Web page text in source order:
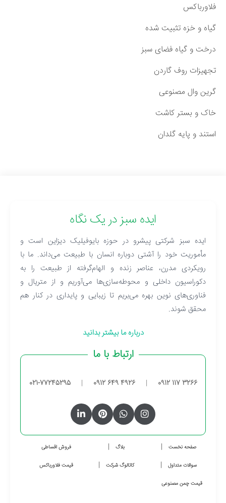
فلاورباکس
گیاه و خزه تثبیت شده
درخت و گیاه فضای سبز
تجهیزات روف گاردن
گرین وال مصنوعی
خاک و بستر کاشت
استند و پایه گلدان
ایده سبز در یک نگاه
ایده سبز شرکتی پیشرو در حوزه بایوفیلیک دیزاین است و
مأموریت خود را آشتی دوباره انسان با طبیعت می‌داند. ما با
رویکردی مدرن، عناصر زنده و الهام‌گرفته از طبیعت را به
دکوراسیون داخلی و محوطه‌سازی‌ها می‌آوریم و از متریال و
فناوری‌های نوین بهره می‌بریم تا زیبایی و پایداری در کنار هم
محقق شوند.
درباره ما بیشتر بدانید
ارتباط با ما
0912 117 3266
|
0912 649 4926
|
021-77245295
صفحه نخست بلاگ فروش اقساطی
سوالات متداول کاتالوگ شرکت قیمت فلاورباکس
قیمت چمن مصنوعی